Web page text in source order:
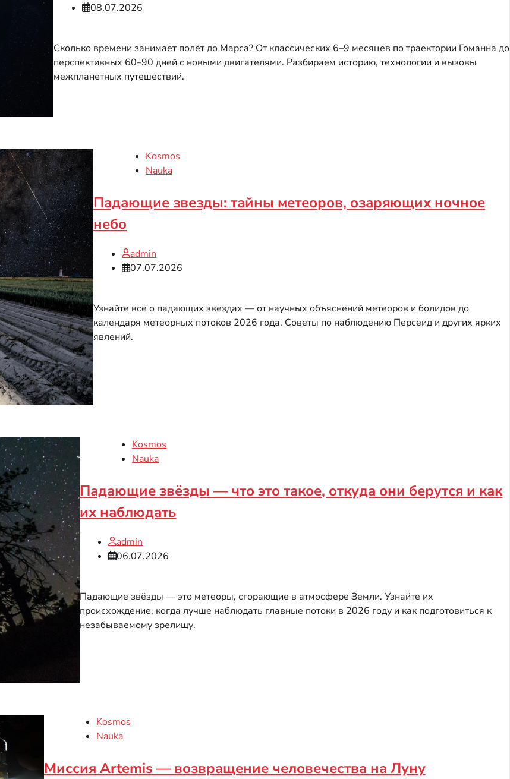
08.07.2026
Сколько времени занимает полёт до Марса? От классических 6–9 месяцев по траектории Гоманна до
перспективных 60–90 дней с новыми двигателями. Разбираем историю, технологии и вызовы
межпланетных путешествий.
Kosmos
Nauka
Падающие звезды: тайны метеоров, озаряющих ночное
небо
admin
07.07.2026
Узнайте все о падающих звездах — от научных объяснений метеоров и болидов до
календаря метеорных потоков 2026 года. Советы по наблюдению Персеид и других ярких
явлений.
Kosmos
Nauka
Падающие звёзды — что это такое, откуда они берутся и как
их наблюдать
admin
06.07.2026
Падающие звёзды — это метеоры, сгорающие в атмосфере Земли. Узнайте их
происхождение, когда лучше наблюдать главные потоки в 2026 году и как подготовиться к
незабываемому зрелищу.
Kosmos
Nauka
Миссия Artemis — возвращение человечества на Луну